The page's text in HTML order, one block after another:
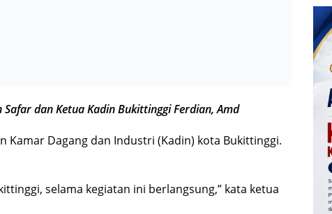
dan Ketua Kadin Bukittinggi Ferdian, Amd
Kamar Dagang dan Industri (Kadin) kota Bukittinggi.
selama kegiatan ini berlangsung,” kata ketua